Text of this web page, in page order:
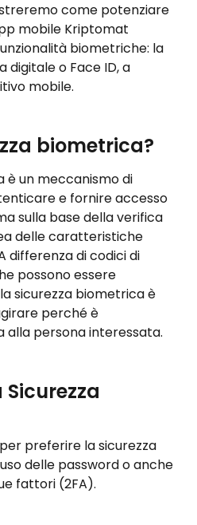
come potenziare
mobile Kriptomat
biometriche: la
digitale o Face ID, a
mobile.
biometrica?
è un meccanismo di
e fornire accesso
sulla base della verifica
delle caratteristiche
differenza di codici di
possono essere
sicurezza biometrica è
perché è
persona interessata.
preferire la sicurezza
delle password o anche
fattori (2FA).